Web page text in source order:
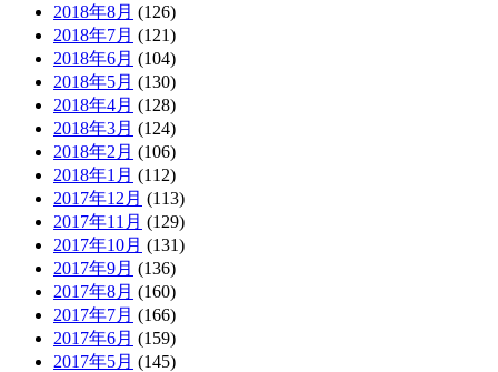
2018年8月 (126)
2018年7月 (121)
2018年6月 (104)
2018年5月 (130)
2018年4月 (128)
2018年3月 (124)
2018年2月 (106)
2018年1月 (112)
2017年12月 (113)
2017年11月 (129)
2017年10月 (131)
2017年9月 (136)
2017年8月 (160)
2017年7月 (166)
2017年6月 (159)
2017年5月 (145)